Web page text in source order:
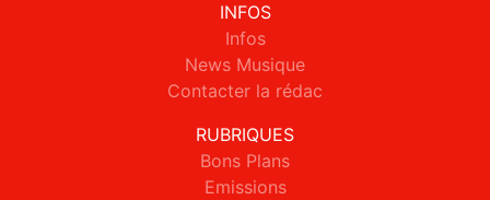
INFOS
Infos
News Musique
Contacter la rédac
RUBRIQUES
Bons Plans
Emissions